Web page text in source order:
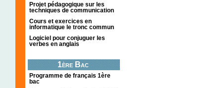
Projet pédagogique sur les
techniques de communication
Cours et exercices en
informatique le tronc commun
Logiciel pour conjuguer les
verbes en anglais
1ère Bac
Programme de français 1ère
bac